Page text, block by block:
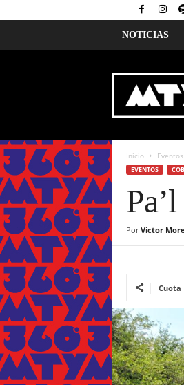
NOTICIAS
o
e
y
Inicio Eventos
EVENTOS
Por Víctor
Cuota